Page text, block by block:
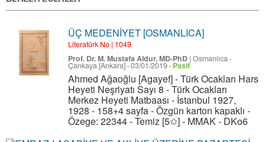
ÜÇ MEDENİYET [OSMANLICA]
Literatürk No | 1049
Prof. Dr. M. Mustafa Aldur, MD-PhD | Osmanlıca ·
Çankaya [Ankara] ·03/01/2019 · Pasif
Ahmed Ağaoğlu [Agayef] - Türk Ocakları Hars
Heyeti Neşriyatı Sayı 8 - Türk Ocakları
Merkez Heyeti Matbaası - İstanbul 1927,
1928 - 158+4 sayfa - Özgün karton kapaklı -
Özege: 22344 - Temiz [5✩] - MMAK - DKo6